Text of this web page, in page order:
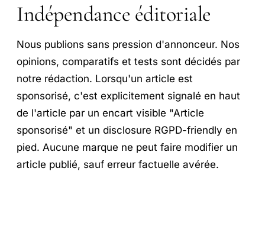
Indépendance éditoriale
Nous publions sans pression d'annonceur. Nos
opinions, comparatifs et tests sont décidés par
notre rédaction. Lorsqu'un article est
sponsorisé, c'est explicitement signalé en haut
de l'article par un encart visible "Article
sponsorisé" et un disclosure RGPD-friendly en
pied. Aucune marque ne peut faire modifier un
article publié, sauf erreur factuelle avérée.